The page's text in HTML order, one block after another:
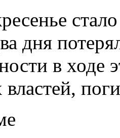
дня
в ходе
властей,